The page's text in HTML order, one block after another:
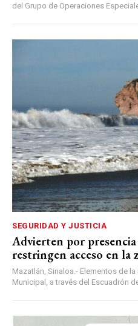
del Grupo de Operaciones
SEGURIDAD Y JUSTICIA
Advierten por
restringen acceso en la
Mazatlán, Sinaloa.- Elementos de
Municipal, a través del Escuadrón